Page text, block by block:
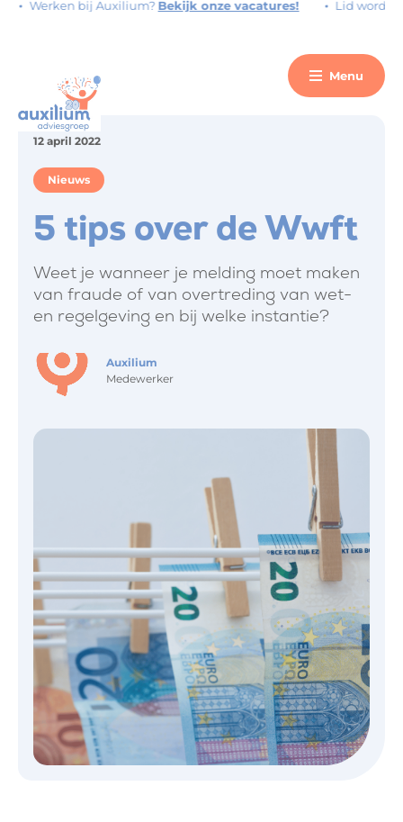
Werken bij Auxilium?Bekijk onze vacatures! Lid worden?
Menu
12 april 2022
Nieuws
5 tips over de Wwft
Weet je wanneer je melding moet maken
van fraude of van overtreding van wet-
en regelgeving en bij welke instantie?
Auxilium
Medewerker